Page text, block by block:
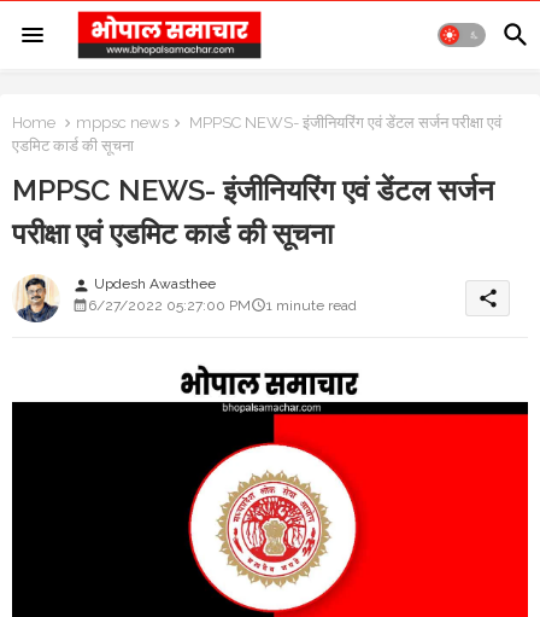
Home mppsc news
MPPSC NEWS- इंजीनियरिंग एवं डेंटल सर्जन परीक्षा एवं
एडमिट कार्ड की सूचना
MPPSC NEWS- इंजीनियरिंग एवं डेंटल सर्जन
परीक्षा एवं एडमिट कार्ड की सूचना
person Updesh Awasthee
6/27/2022 05:27:00 PM
1 minute read share